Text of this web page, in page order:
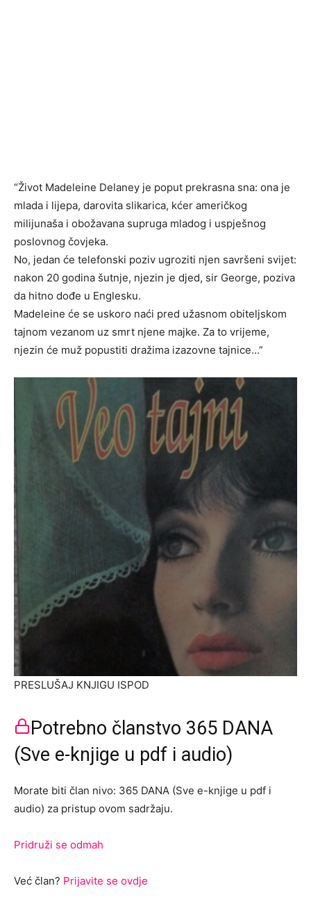
“Život Madeleine Delaney je poput prekrasna sna: ona je
mlada i lijepa, darovita slikarica, kćer američkog
milijunaša i obožavana supruga mladog i uspješnog
poslovnog čovjeka.
No, jedan će telefonski poziv ugroziti njen savršeni svijet:
nakon 20 godina šutnje, njezin je djed, sir George, poziva
da hitno dođe u Englesku.
Madeleine će se uskoro naći pred užasnom obiteljskom
tajnom vezanom uz smrt njene majke. Za to vrijeme,
njezin će muž popustiti dražima izazovne tajnice…”
PRESLUŠAJ KNJIGU ISPOD
Potrebno članstvo 365 DANA
(Sve e-knjige u pdf i audio)
Morate biti član nivo: 365 DANA (Sve e-knjige u pdf i
audio) za pristup ovom sadržaju.
Pridruži se odmah
Već član? Prijavite se ovdje